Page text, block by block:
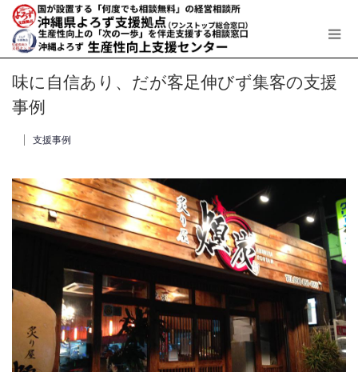
味に自信あり、だが客足伸びず集客の支援
事例
支援事例